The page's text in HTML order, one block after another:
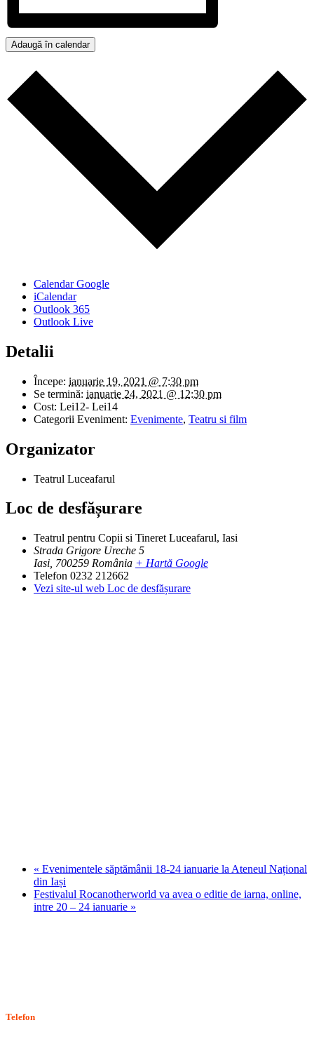
Adaugă în calendar
Calendar Google
iCalendar
Outlook 365
Outlook Live
Detalii
Începe: ianuarie 19, 2021 @ 7:30 pm
Se termină: ianuarie 24, 2021 @ 12:30 pm
Cost: Lei12- Lei14
Categorii Eveniment: Evenimente, Teatru si film
Organizator
Teatrul Luceafarul
Loc de desfășurare
Teatrul pentru Copii si Tineret Luceafarul, Iasi
Strada Grigore Ureche 5
Iasi 700259 România + Hartă Google
Telefon 0232 212662
Vezi site-ul web Loc de desfășurare
« Evenimentele săptămânii 18-24 ianuarie la Ateneul Național
din Iași
Festivalul Rocanotherworld va avea o editie de iarna, online,
intre 20 – 24 ianuarie »
Telefon